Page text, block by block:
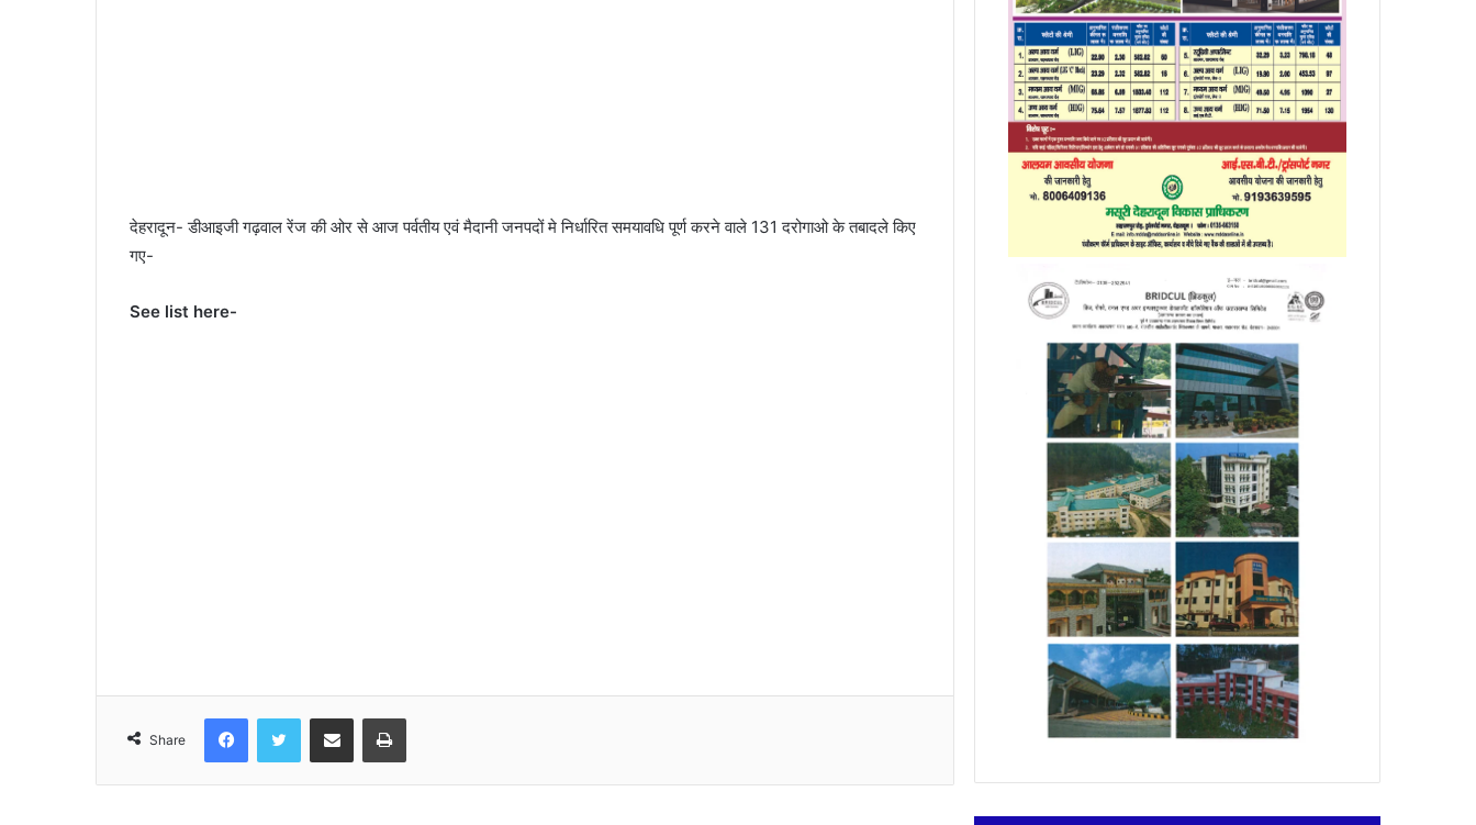
देहरादून- डीआइजी गढ़वाल रेंज की ओर से आज पर्वतीय एवं मैदानी जनपदों मे निर्धारित समयावधि पूर्ण करने वाले 131 दरोगाओ के तबादले किए
गए-
See list here-
Share